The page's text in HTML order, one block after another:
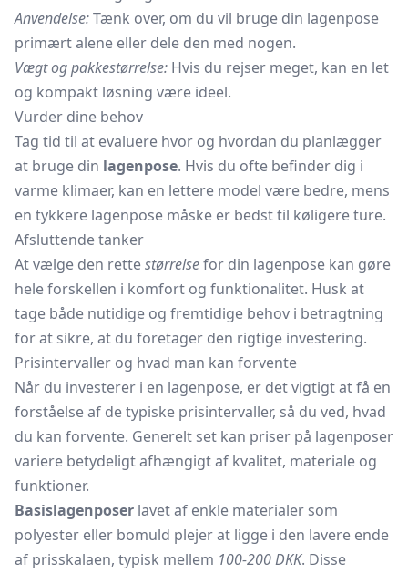
Anvendelse:Tænk over, om du vil bruge din lagenpose
primært alene eller dele den med nogen.
Vægt og pakkestørrelse: Hvis du rejser meget, kan en let
og kompakt løsning være ideel.
Vurder dine behov
Tag tid til at evaluere hvor og hvordan du planlægger
at bruge din lagenpose. Hvis du ofte befinder dig i
varme klimaer, kan en lettere model være bedre, mens
en tykkere lagenpose måske er bedst til køligere ture.
Afsluttende tanker
At vælge den rettestørrelsefor din lagenpose kan gøre
hele forskellen i komfort og funktionalitet. Husk at
tage både nutidige og fremtidige behov i betragtning
for at sikre, at du foretager den rigtige investering.
Prisintervaller og hvad man kan forvente
Når du investerer i en lagenpose, er det vigtigt at få en
forståelse af de typiske prisintervaller, så du ved, hvad
du kan forvente. Generelt set kan priser på lagenposer
variere betydeligt afhængigt af kvalitet, materiale og
funktioner.
Basislagenposer lavet af enkle materialer som
polyester eller bomuld plejer at ligge i den lavere ende
af prisskalaen, typisk mellem 100-200 DKK. Disse